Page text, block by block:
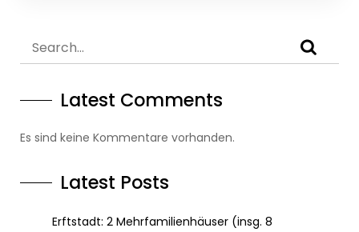
Latest Comments
Es sind keine Kommentare vorhanden.
Latest Posts
Erftstadt: 2 Mehrfamilienhäuser (insg. 8